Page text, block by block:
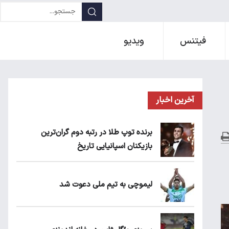
فیتنس ویدیو
آخرین اخبار
برنده توپ طلا در رتبه دوم گران‌ترین
بازیکنان اسپانیایی تاریخ
لیموچی به تیم ملی دعوت شد